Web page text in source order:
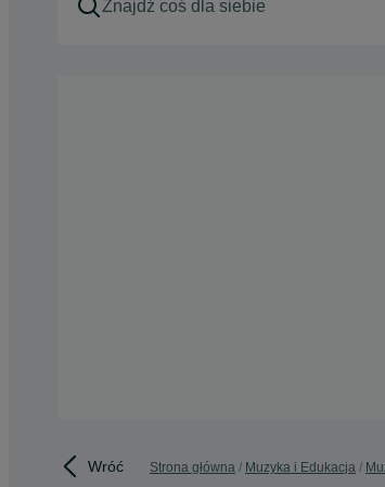
Wróć Strona główna Muzyka i Edukacja